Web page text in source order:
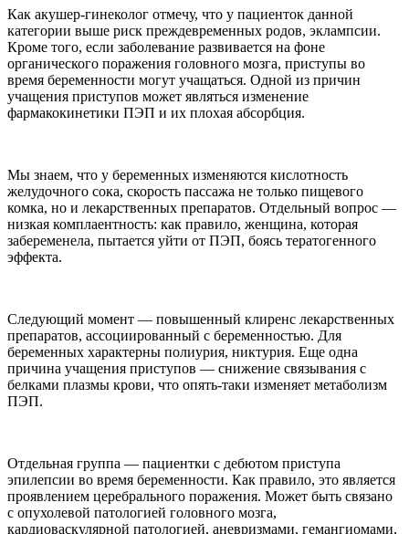
Как акушер-гинеколог отмечу, что у пациенток данной
категории выше риск преждевременных родов, эклампсии.
Кроме того, если заболевание развивается на фоне
органического поражения головного мозга, приступы во
время беременности могут учащаться. Одной из причин
учащения приступов может являться изменение
фармакокинетики ПЭП и их плохая абсорбция.
Мы знаем, что у беременных изменяются кислотность
желудочного сока, скорость пассажа не только пищевого
комка, но и лекарственных препаратов. Отдельный вопрос —
низкая комплаентность: как правило, женщина, которая
забеременела, пытается уйти от ПЭП, боясь тератогенного
эффекта.
Следующий момент — повышенный клиренс лекарственных
препаратов, ассоциированный с беременностью. Для
беременных характерны полиурия, никтурия. Еще одна
причина учащения приступов — снижение связывания с
белками плазмы крови, что опять-таки изменяет метаболизм
ПЭП.
Отдельная группа — пациентки с дебютом приступа
эпилепсии во время беременности. Как правило, это является
проявлением церебрального поражения. Может быть связано
с опухолевой патологией головного мозга,
кардиоваскулярной патологией, аневризмами, гемангиомами,